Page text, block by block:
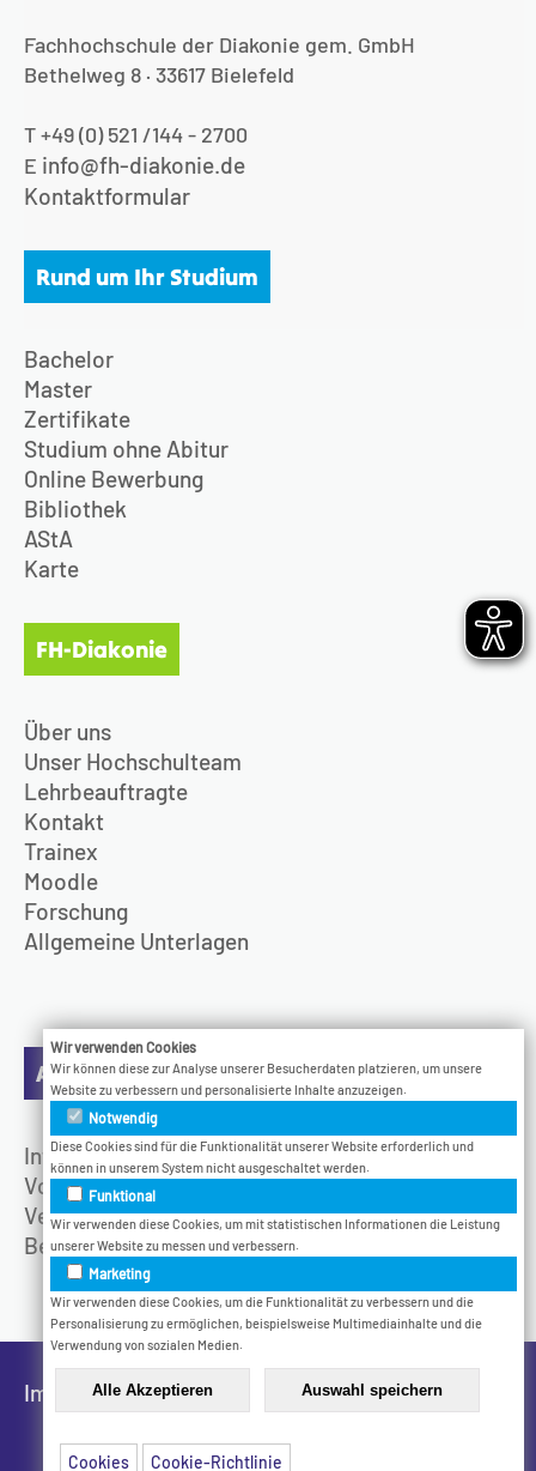
Fachhochschule der Diakonie gem. GmbH
Bethelweg 8 · 33617 Bielefeld
T +49 (0) 521 /144 - 2700
E info@fh-diakonie.de
Kontaktformular
Rund um Ihr Studium
Bachelor
Master
Zertifikate
Studium ohne Abitur
Online Bewerbung
Bibliothek
AStA
Karte
FH-Diakonie
Über uns
Unser Hochschulteam
Lehrbeauftragte
Kontakt
Trainex
Moodle
Forschung
Allgemeine Unterlagen
Aktuelles
Infotage
Vodcast
Veranstaltungen
Bethel.Jetzt
Impressum Datenschutz
Wir verwenden Cookies
Wir können diese zur Analyse unserer Besucherdaten platzieren, um unsere
Website zu verbessern und personalisierte Inhalte anzuzeigen.
Notwendig
Diese Cookies sind für die Funktionalität unserer Website erforderlich und
können in unserem System nicht ausgeschaltet werden.
Funktional
Wir verwenden diese Cookies, um mit statistischen Informationen die Leistung
unserer Website zu messen und verbessern.
Marketing
Wir verwenden diese Cookies, um die Funktionalität zu verbessern und die
Personalisierung zu ermöglichen, beispielsweise Multimediainhalte und die
Verwendung von sozialen Medien.
Cookies Cookie-Richtlinie